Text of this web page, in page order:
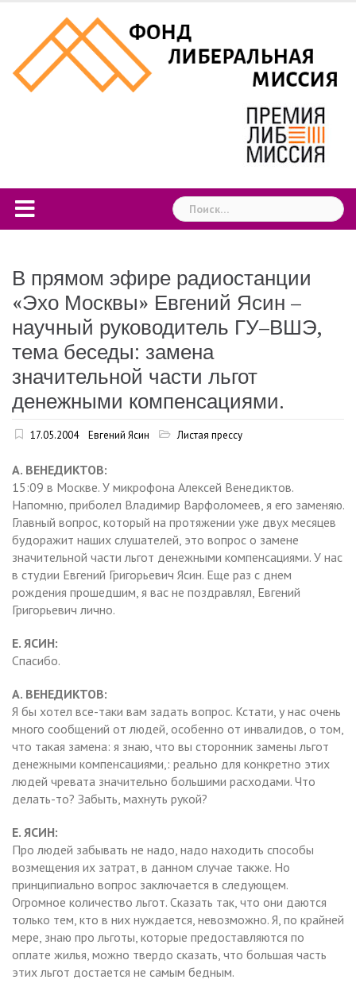
content
Найти:
В прямом эфире радиостанции
«Эхо Москвы» Евгений Ясин –
научный руководитель ГУ–ВШЭ,
тема беседы: замена
значительной части льгот
денежными компенсациями.
17.05.2004 Евгений Ясин Листая прессу
А. ВЕНЕДИКТОВ:
15:09 в Москве. У микрофона Алексей Венедиктов.
Напомню, приболел Владимир Варфоломеев, я его заменяю.
Главный вопрос, который на протяжении уже двух месяцев
будоражит наших слушателей, это вопрос о замене
значительной части льгот денежными компенсациями. У нас
в студии Евгений Григорьевич Ясин. Еще раз с днем
рождения прошедшим, я вас не поздравлял, Евгений
Григорьевич лично.
Е. ЯСИН:
Спасибо.
А. ВЕНЕДИКТОВ:
Я бы хотел все-таки вам задать вопрос. Кстати, у нас очень
много сообщений от людей, особенно от инвалидов, о том,
что такая замена: я знаю, что вы сторонник замены льгот
денежными компенсациями,: реально для конкретно этих
людей чревата значительно большими расходами. Что
делать-то? Забыть, махнуть рукой?
Е. ЯСИН:
Про людей забывать не надо, надо находить способы
возмещения их затрат, в данном случае также. Но
принципиально вопрос заключается в следующем.
Огромное количество льгот. Сказать так, что они даются
только тем, кто в них нуждается, невозможно. Я, по крайней
мере, знаю про льготы, которые предоставляются по
оплате жилья, можно твердо сказать, что большая часть
этих льгот достается не самым бедным.